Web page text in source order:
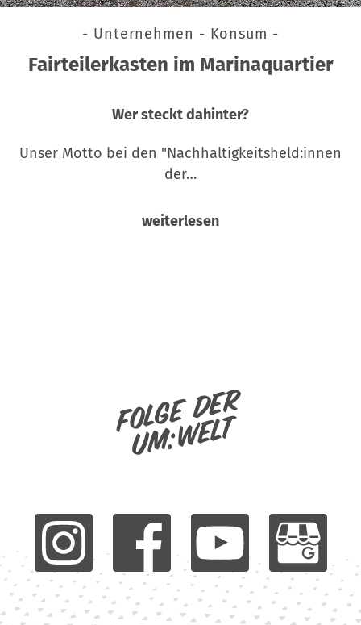
- Unternehmen - Konsum -
Fairteilerkasten im Marinaquartier
Wer steckt dahinter?
Unser Motto bei den "Nachhaltigkeitsheld:innen
der…
weiterlesen
Folge der
um:welt